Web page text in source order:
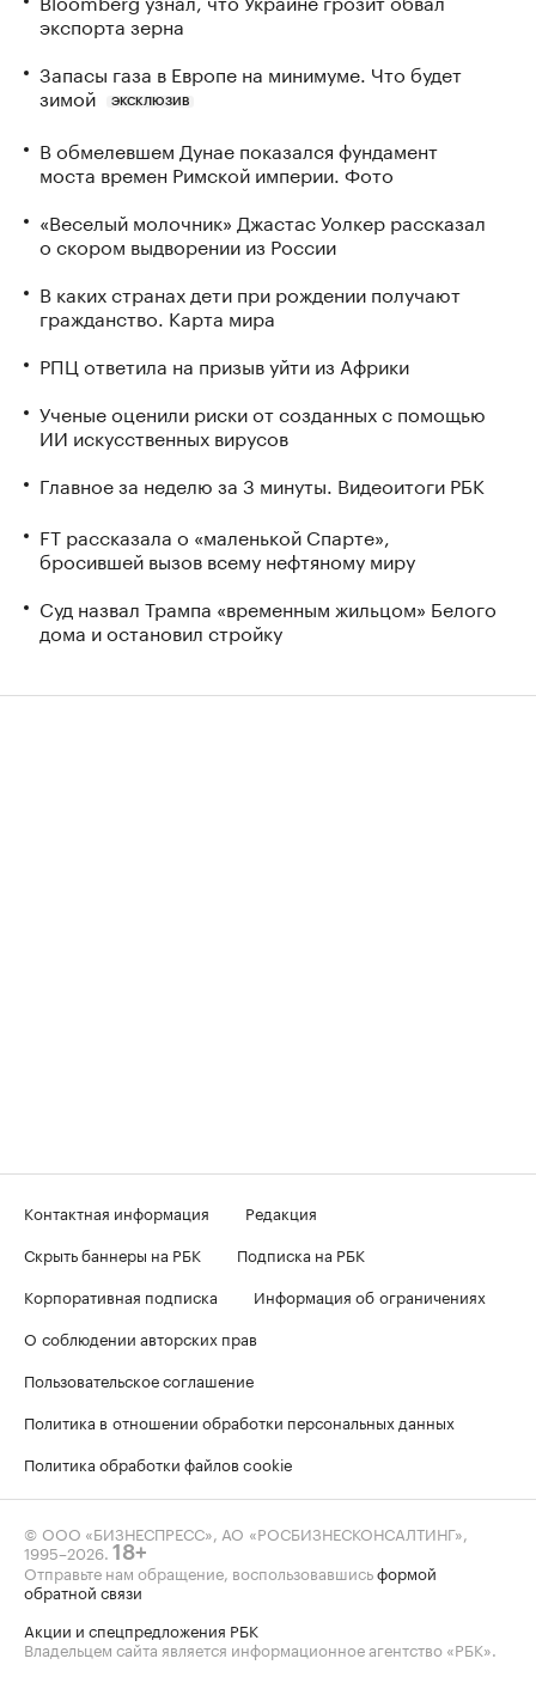
экспорта зерна
Запасы газа в Европе на минимуме. Что будет
зимой
ЭКСКЛЮЗИВ
В обмелевшем Дунае показался фундамент
моста времен Римской империи. Фото
«Веселый молочник» Джастас Уолкер рассказал
о скором выдворении из России
В каких странах дети при рождении получают
гражданство. Карта мира
РПЦ ответила на призыв уйти из Африки
Ученые оценили риски от созданных с помощью
ИИ искусственных вирусов
Главное за неделю за 3 минуты. Видеоитоги РБК
FT рассказала о «маленькой Спарте»,
бросившей вызов всему нефтяному миру
Суд назвал Трампа «временным жильцом» Белого
дома и остановил стройку
Контактная информация
Редакция
Скрыть баннеры на РБК
Подписка на РБК
Корпоративная подписка
Информация об ограничениях
О соблюдении авторских прав
Пользовательское соглашение
Политика в отношении обработки персональных данных
Политика обработки файлов cookie
© ООО «БИЗНЕСПРЕСС», АО «РОСБИЗНЕСКОНСАЛТИНГ»,
1995–2026. 18+
Отправьте нам обращение, воспользовавшисьформой
обратной связи
Акции и спецпредложения РБК
Владельцем сайта является информационное агентство «РБК».